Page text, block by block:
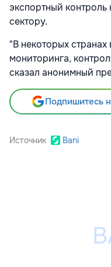
экспортный
сектору.
"В некоторых
мониторинга,
сказал анонимный
Подпишитесь
Источник Bani